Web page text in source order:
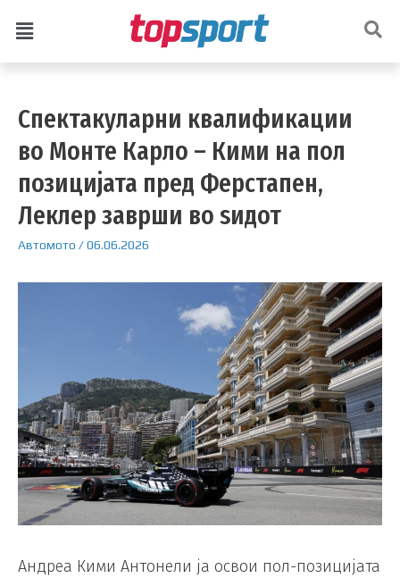
Спектакуларни квалификации
во Монте Карло – Кими на пол
позицијата пред Ферстапен,
Леклер заврши во ѕидот
Автомото /06.06.2026
Андреа Кими Антонели ја освои пол-позицијата